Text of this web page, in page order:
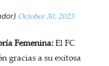
October 30, 2023
Femenina:El FC
gracias a su exitosa